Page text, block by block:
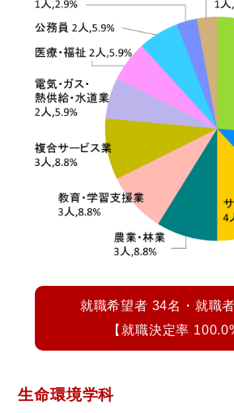
就職希望者 34名・就職
【就職決定率
生命環境学科